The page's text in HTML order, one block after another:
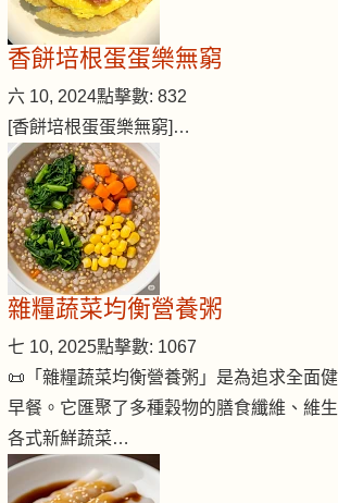
香餅培根蛋蛋樂無窮
六 10, 2024點擊數: 832
[香餅培根蛋蛋樂無窮]…
雜糧蔬菜均衡營養粥
七 10, 2025點擊數: 1067
📜「雜糧蔬菜均衡營養粥」是為追求全面
早餐。它匯聚了多種穀物的膳食纖維、維
各式新鮮蔬菜…